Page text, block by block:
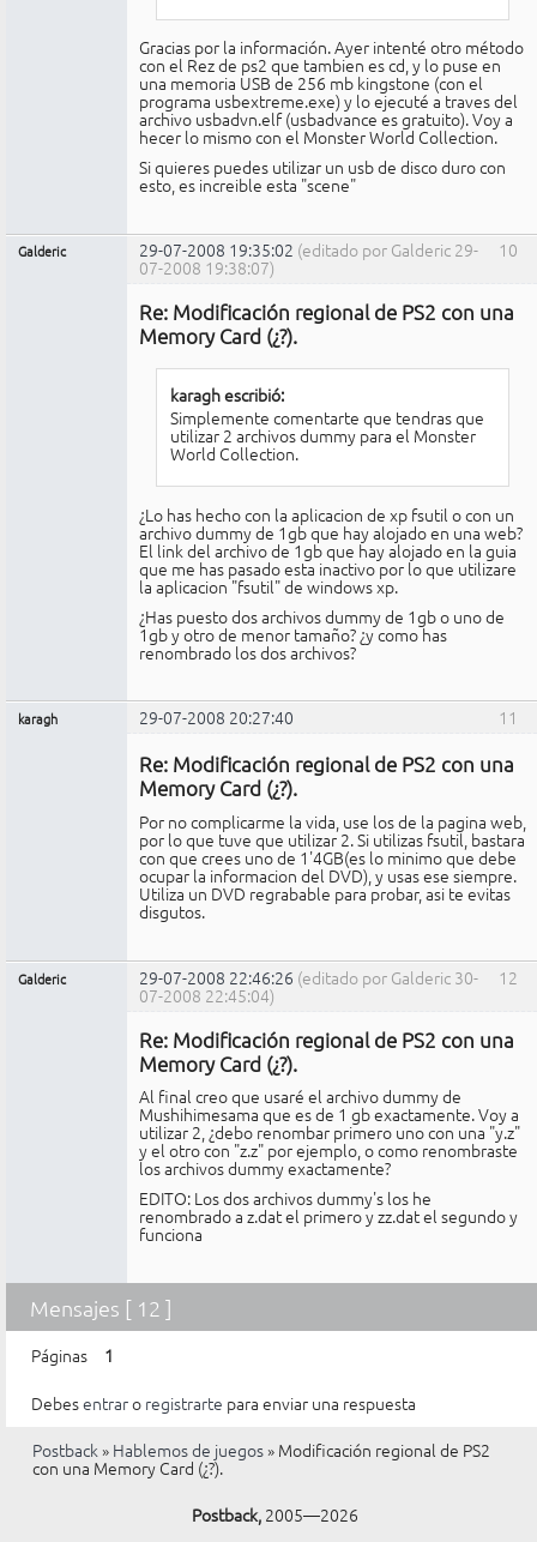
Gracias por la información. Ayer intenté otro método
con el Rez de ps2 que tambien es cd, y lo puse en
una memoria USB de 256 mb kingstone (con el
programa usbextreme.exe) y lo ejecuté a traves del
archivo usbadvn.elf (usbadvance es gratuito). Voy a
hecer lo mismo con el Monster World Collection.
Si quieres puedes utilizar un usb de disco duro con
esto, es increible esta "scene"
10
Galderic 29-07-2008 19:35:02 (editado por Galderic 29-
07-2008 19:38:07)
Re: Modificación regional de PS2 con una
Memory Card (¿?).
karagh escribió:
Simplemente comentarte que tendras que
utilizar 2 archivos dummy para el Monster
World Collection.
¿Lo has hecho con la aplicacion de xp fsutil o con un
archivo dummy de 1gb que hay alojado en una web?
El link del archivo de 1gb que hay alojado en la guia
que me has pasado esta inactivo por lo que utilizare
la aplicacion "fsutil" de windows xp.
¿Has puesto dos archivos dummy de 1gb o uno de
1gb y otro de menor tamaño? ¿y como has
renombrado los dos archivos?
11
karagh 29-07-2008 20:27:40
Re: Modificación regional de PS2 con una
Memory Card (¿?).
Por no complicarme la vida, use los de la pagina web,
por lo que tuve que utilizar 2. Si utilizas fsutil, bastara
con que crees uno de 1'4GB(es lo minimo que debe
ocupar la informacion del DVD), y usas ese siempre.
Utiliza un DVD regrabable para probar, asi te evitas
disgutos.
12
Galderic 29-07-2008 22:46:26 (editado por Galderic 30-
07-2008 22:45:04)
Re: Modificación regional de PS2 con una
Memory Card (¿?).
Al final creo que usaré el archivo dummy de
Mushihimesama que es de 1 gb exactamente. Voy a
utilizar 2, ¿debo renombar primero uno con una "y.z"
y el otro con "z.z" por ejemplo, o como renombraste
los archivos dummy exactamente?
EDITO: Los dos archivos dummy's los he
renombrado a z.dat el primero y zz.dat el segundo y
funciona
Mensajes [ 12 ]
Páginas
1
Debesentraro registrarte para enviar una respuesta
Postback » Hablemos de juegos» Modificación regional de PS2
con una Memory Card (¿?).
Postback,2005—2026